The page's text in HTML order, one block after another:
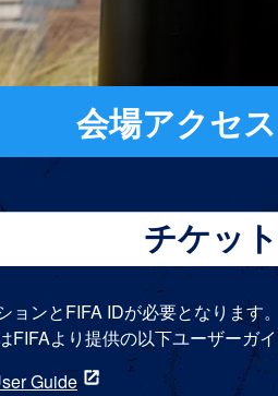
会場アクセ
チケッ
ンとFIFA IDが必要となります。
より提供の以下ユーザーガイ
GuidePDFファイルを別ウィン